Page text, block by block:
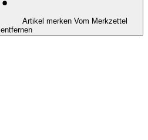
Artikel merken Vom Merkzettel
entfernen